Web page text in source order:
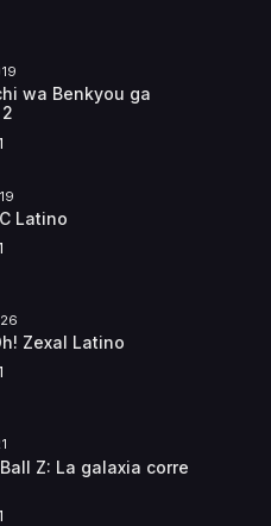
wa Benkyou ga
Latino
Zexal Latino
Z: La galaxia corre